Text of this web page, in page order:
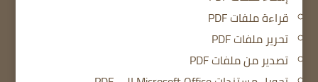
قراءة ملفات PDF
تحرير ملفات PDF
تصدير من ملفات PDF